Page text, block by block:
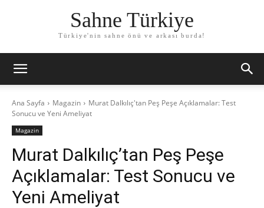
Sahne Türkiye
Türkiye'nin sahne önü ve arkası burda!
Ana Sayfa Magazin
Murat Dalkılıç'tan Peş Peşe Açıklamalar: Test
Sonucu ve Yeni Ameliyat
Magazin
Murat Dalkılıç’tan Peş Peşe
Açıklamalar: Test Sonucu ve
Yeni Ameliyat